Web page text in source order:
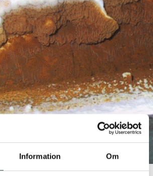
Information Om